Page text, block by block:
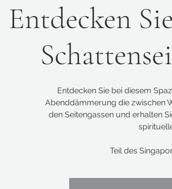
Entdecken
Entdecken Sie bei diesem
Abenddämmerung die zwischen
den Seitengassen und erhalten
Teil des